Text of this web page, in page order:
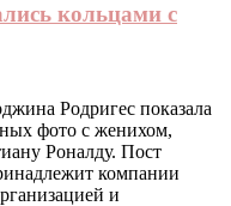
кольцами с
Родригес показала
фото с женихом,
Роналду. Пост
компании
и